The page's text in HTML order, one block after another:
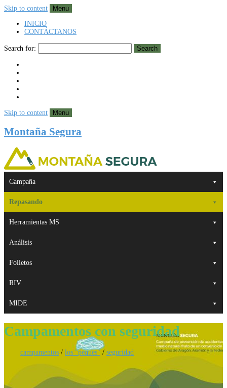
Skip to content
Menu
INICIO
CONTÁCTANOS
Search for: Search
Skip to content Menu
Montaña Segura
Campaña
Repasando
Herramientas MS
Análisis
Folletos
RIV
MIDE
Campamentos con seguridad
campamentos / los "peques" / seguridad